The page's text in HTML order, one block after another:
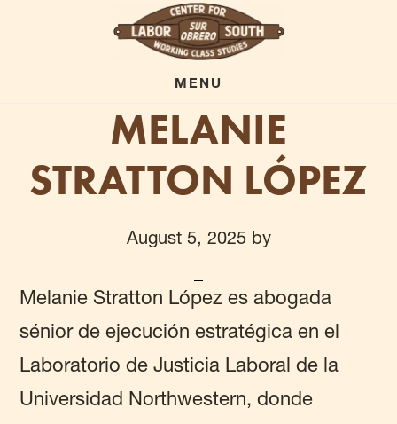
MENU
MELANIE
STRATTON LÓPEZ
August 5, 2025by
Melanie Stratton López es abogada
sénior de ejecución estratégica en el
Laboratorio de Justicia Laboral de la
Universidad Northwestern, donde